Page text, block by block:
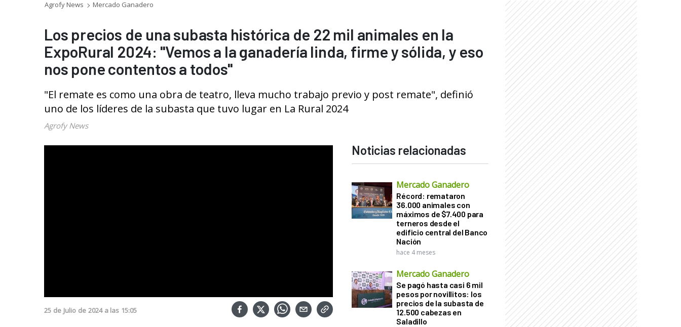
Agrofy News Mercado Ganadero
Los precios de una subasta histórica de 22 mil animales en la
ExpoRural 2024: "Vemos a la ganadería linda, firme y sólida, y eso
nos pone contentos a todos"
"El remate es como una obra de teatro, lleva mucho trabajo previo y post remate", definió
uno de los líderes de la subasta que tuvo lugar en La Rural 2024
Agrofy News
25 de Julio de 2024 a las 15:05
Noticias relacionadas
Mercado Ganadero
Récord: remataron
36.000 animales con
máximos de $7.400 para
terneros desde el
edificio central del Banco
Nación
hace 4 meses
Mercado Ganadero
Se pagó hasta casi 6 mil
pesos por novillitos: los
precios de la subasta de
12.500 cabezas en
Saladillo